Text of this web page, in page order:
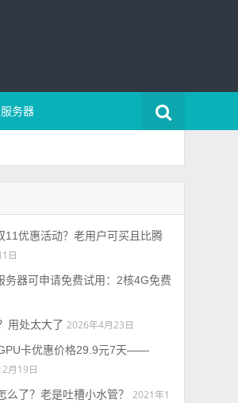
务器
11优惠活动？老用户可买且比腾
日
务器可申请免费试用：2核4G免费
用处太大了 2026年4月23日
卡优惠价格29.9元7天——
月19日
么了？老是吐槽小水管？
2021年1